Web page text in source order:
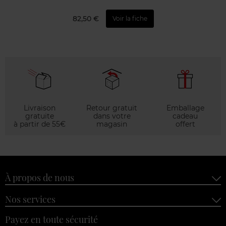
82,50 € Voir la fiche
Livraison
gratuite
à partir de 55€
Retour gratuit
dans votre
magasin
Emballage
cadeau
offert
À propos de nous
Nos services
Payez en toute sécurité